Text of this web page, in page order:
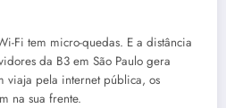
Fi tem micro-quedas. E a distância
da B3 em São Paulo gera
viaja pela internet pública, os
na sua frente.